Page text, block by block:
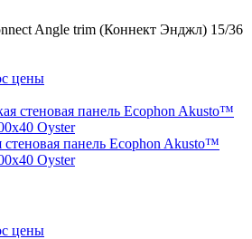
Angle trim (Коннект Энджл) 15/36
цены
стеновая панель Ecophon Akusto™
Oyster
цены